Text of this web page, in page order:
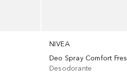
NIVEA
Deo Spray Comfort
Desodorante